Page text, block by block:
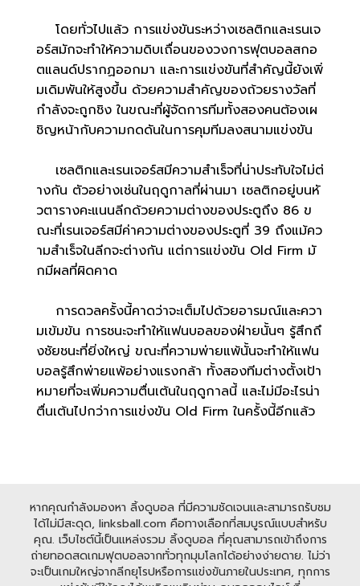
โดยทั่วไปแล้ว การแข่งขันระหว่างเซลติกและเรนเจ
อร์สมักจะทำให้ความดิบเถื่อนของวงการฟุตบอลสกอ
ตแลนด์ปรากฏออกมา และการแข่งขันที่สำคัญนี้ยังเพิ่
มเดิมพันให้สูงขึ้น ด้วยความสำคัญของถ้วยรางวัลที่
กำลังจะถูกชิง ในขณะที่ผู้จัดการทีมทั้งสองคนต้องเผ
ชิญหน้ากับความกดดันในการคุมทีมลงสนามแข่งขัน
เซลติกและเรนเจอร์สมีความสำเร็จที่น่าประทับใจไม่ต่
างกัน ตัวอย่างเช่นในฤดูกาลที่ผ่านมา เซลติกอยู่บนหั
วตารางคะแนนลีกด้วยความต่างของประตูถึง 86 ข
ณะที่เรนเจอร์สมีค่าความต่างของประตูที่ 39 ถึงแม้คว
ามสำเร็จในลีกจะต่างกัน แต่การแข่งขัน Old Firm มั
กมีผลที่ผิดคาด
การดวลครั้งนี้คาดว่าจะเต็มไปด้วยอารมณ์และควา
มเข้มข้น การชนะจะทำให้แฟนบอลของฝ่ายนั้นๆ รู้สึกถึ
งชัยชนะที่ยิ่งใหญ่ ขณะที่ความพ่ายแพ้นั้นจะทำให้แฟน
บอลรู้สึกพ่ายแพ้อย่างแรงกล้า ทั้งสองทีมต่างตั้งเป้า
หมายที่จะเพิ่มความตื่นเต้นในฤดูกาลนี้ และไม่มีอะไรน่า
ตื่นเต้นไปกว่าการแข่งขัน Old Firm ในครั้งนี้อีกแล้ว
หากคุณกำลังมองหา ลิ้งดูบอล ที่มีความชัดเจนและสามารถรับชม
ได้ไม่มีสะดุด, linksball.com คือทางเลือกที่สมบูรณ์แบบสำหรับ
คุณ. เว็บไซต์นี้เป็นแหล่งรวม ลิ้งดูบอล ที่คุณสามารถเข้าถึงการ
ถ่ายทอดสดเกมฟุตบอลจากทั่วทุกมุมโลกได้อย่างง่ายดาย. ไม่ว่า
จะเป็นเกมใหญ่จากลีกยุโรปหรือการแข่งขันภายในประเทศ, ทุกการ